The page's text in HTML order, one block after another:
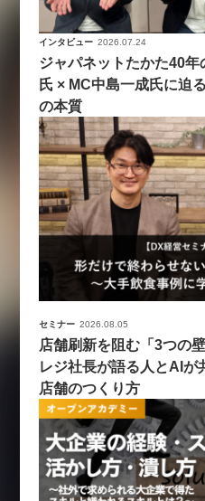
インタビュー 2026.07.24
ジャパネットたかた40
氏 × MC中島一成氏に迫
の本質
セミナー 2026.08.05
店舗刷新を阻む「3つの
レジ社長が語る人とAIが
店舗のつくり方